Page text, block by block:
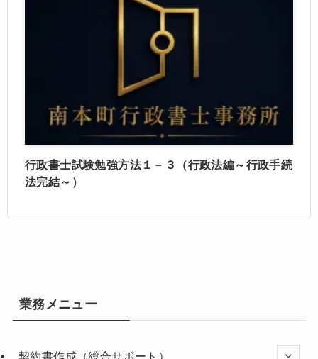
行政書士試験勉強方法１－３（行政法編～行政手続
法完結～）
業務メニュー
契約書作成（総合サポート）